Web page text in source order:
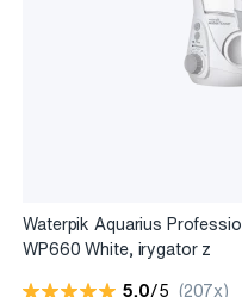
Waterpik Aquarius
WP660 White, irygator z
5,0/5 (207x)